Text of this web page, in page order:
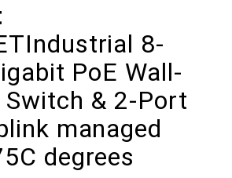
8-
PoE Wall-
& 2-Port
managed
degrees